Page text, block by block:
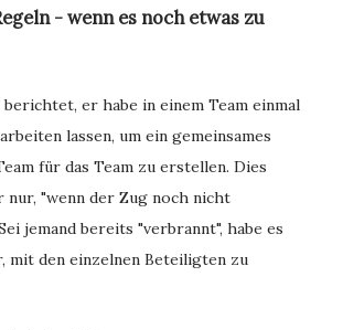
- wenn es noch etwas zu
er habe in einem Team einmal
lassen, um ein gemeinsames
für das Team zu erstellen. Dies
"wenn der Zug noch nicht
jemand bereits "verbrannt", habe es
mit den einzelnen Beteiligten zu